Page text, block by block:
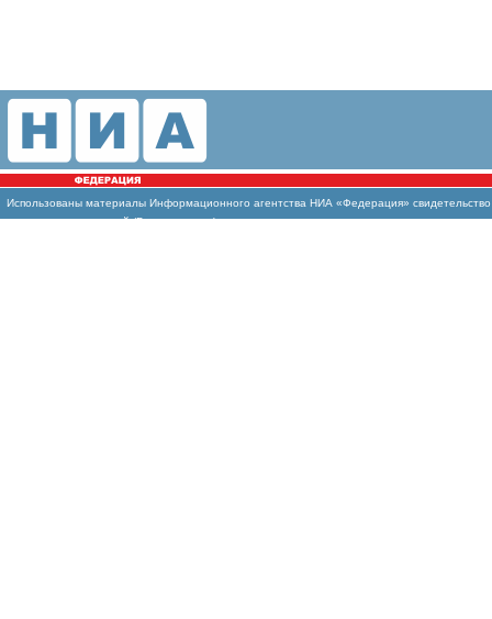
Использованы материалы Информационного агентства НИА «Федерация»
массовых коммуникаций (Роскомнадзор)